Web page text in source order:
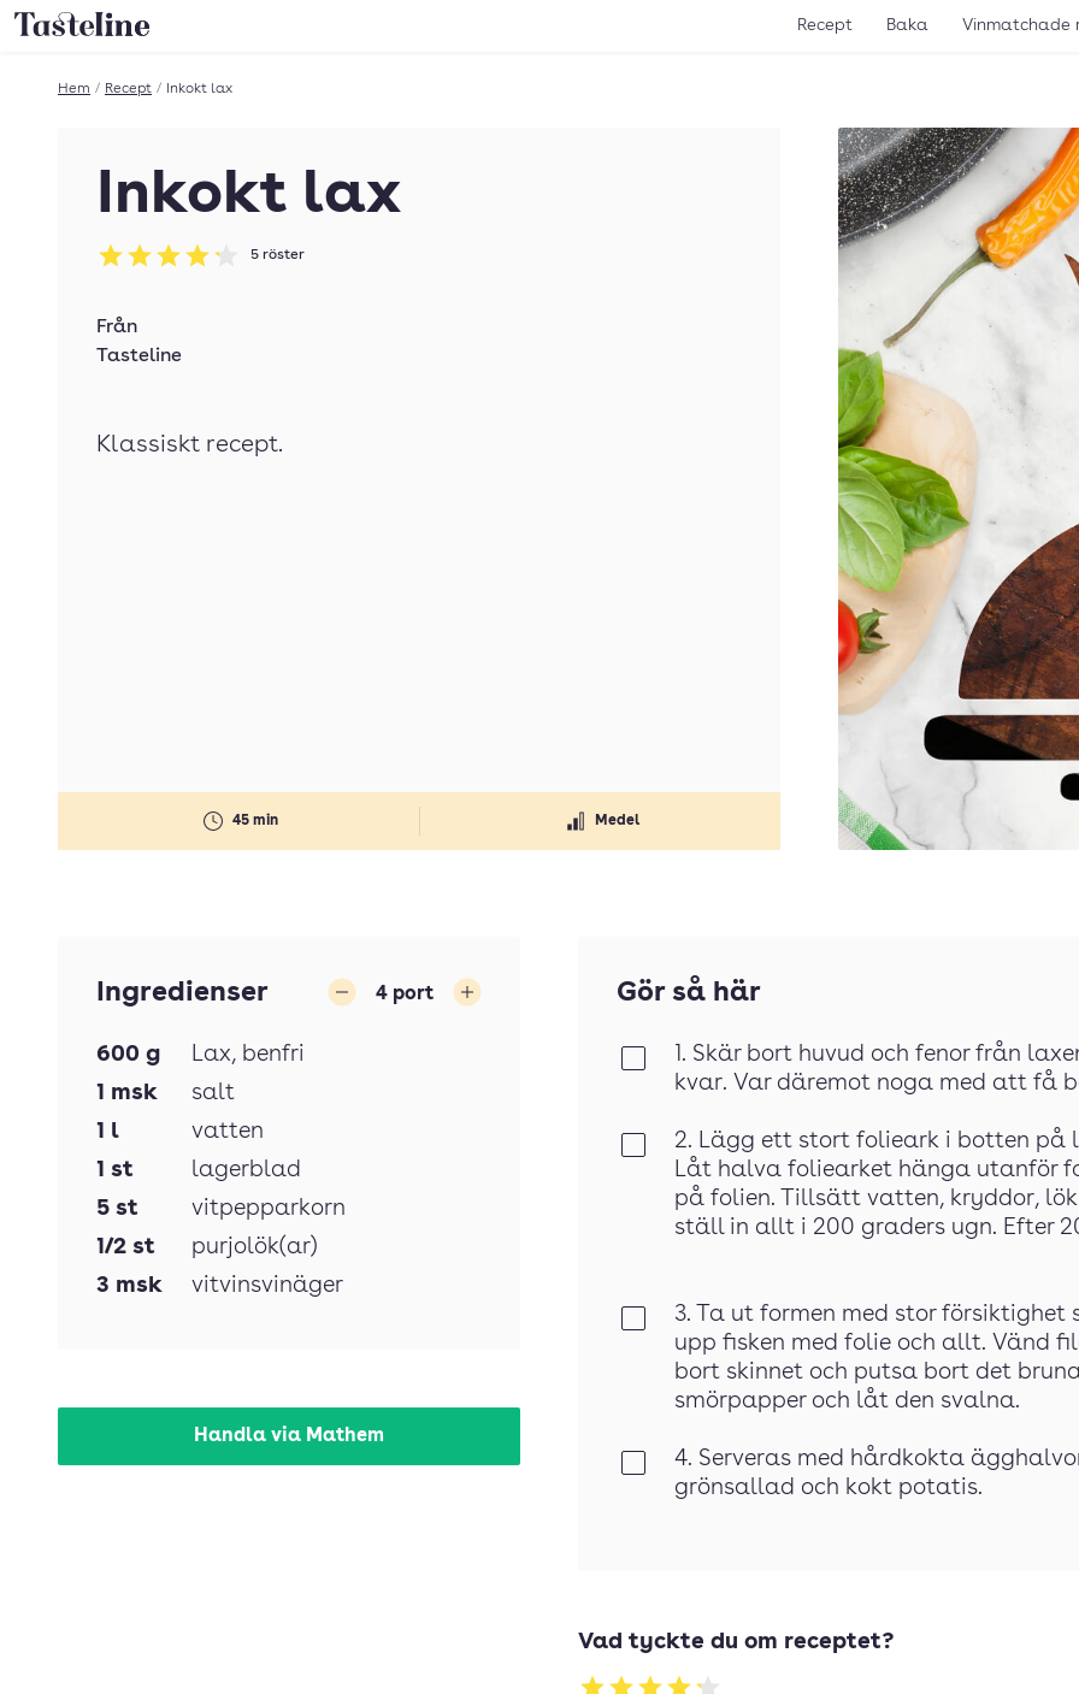
Till Tastelines startsida Recept Baka Vinmatchade
Hem / Recept / Inkokt lax
Inkokt lax
Betyg: 4.2 av 5
5 röster
45 min Medel
Från
Tasteline
Klassiskt recept.
Ingredienser 4 port
600 g Lax, benfri
1 msk
salt
1 l
vatten
1 st
lagerblad
5 st
vitpepparkorn
1/2 st
purjolök(ar)
3 msk vitvinsvinäger
Handla via Mathem
Gör så här
1. Skär bort huvud och fenor från
kvar. Var däremot noga med att få
2. Lägg ett stort folieark i botten på
Låt halva foliearket hänga utanför
på folien. Tillsätt vatten, kryddor,
ställ in allt i 200 graders ugn. Efter
3. Ta ut formen med stor
upp fisken med folie och allt. Vänd
bort skinnet och putsa bort det
smörpapper och låt den svalna.
4. Serveras med hårdkokta
grönsallad och kokt potatis.
Vad tyckte du om receptet?